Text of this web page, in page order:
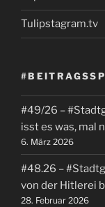
Tulipstagram.tv
#49/26 –
isst es was, mal
6. März 2026
#48.26 –
von der Hitlerei
28. Februar 2026